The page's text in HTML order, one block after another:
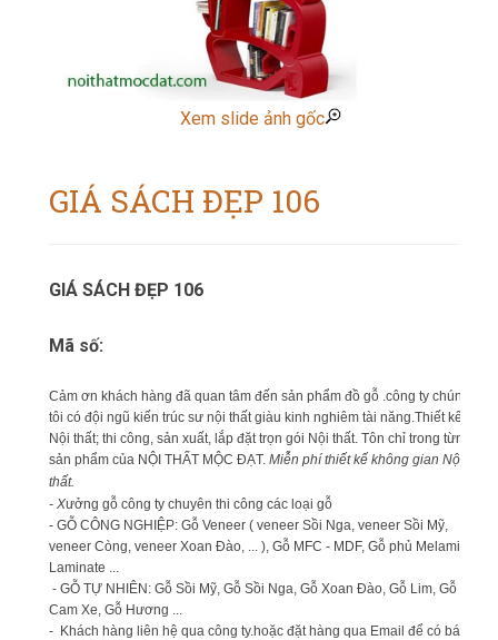
Xem slide ảnh gốc
GIÁ SÁCH ĐẸP 106
GIÁ SÁCH ĐẸP 106
Mã số:
Cảm ơn khách hàng đã quan tâm đến sản phẩm đồ gỗ .công ty chúng
tôi có đội ngũ kiến trúc sư nội thất giàu kinh nghiêm tài năng.Thiết kế
Nội thất; thi công, sản xuất, lắp đặt trọn gói Nội thất. Tôn chỉ trong từng
sản phẩm của NỘI THẤT MỘC ĐẠT. Miễn phí thiết kế không gian Nội
thất.
- Xưởng gỗ công ty chuyên thi công các loại gỗ
- GỖ CÔNG NGHIỆP: Gỗ Veneer ( veneer Sồi Nga, veneer Sồi Mỹ,
veneer Còng, veneer Xoan Đào, ... ), Gỗ MFC - MDF, Gỗ phủ Melamin,
Laminate ...
- GỖ TỰ NHIÊN: Gỗ Sồi Mỹ, Gỗ Sồi Nga, Gỗ Xoan Đào, Gỗ Lim, Gỗ
Cam Xe, Gỗ Hương ...
- Khách hàng liên hệ qua công ty.hoặc đặt hàng qua Email để có báo